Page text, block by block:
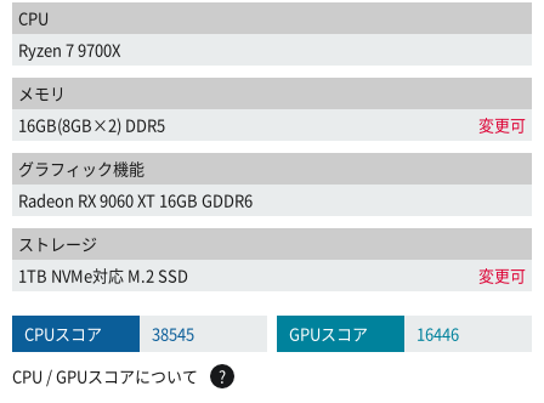
CPU
Ryzen 7 9700X
メモリ
16GB(8GB×2) DDR5
変更可
グラフィック機能
Radeon RX 9060 XT 16GB GDDR6
ストレージ
1TB NVMe対応 M.2 SSD
変更可
CPUスコア 38545 GPUスコア
16446
CPU / GPUスコアについて
?